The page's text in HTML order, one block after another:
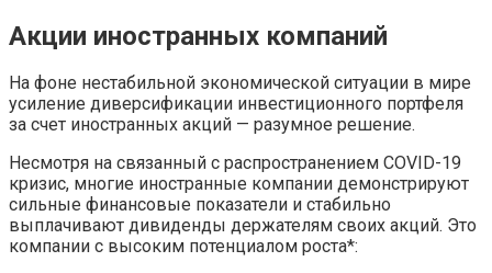
Акции иностранных компаний
На фоне нестабильной экономической ситуации в мире
усиление диверсификации инвестиционного портфеля
за счет иностранных акций — разумное решение.
Несмотря на связанный с распространением COVID-19
кризис, многие иностранные компании демонстрируют
сильные финансовые показатели и стабильно
выплачивают дивиденды держателям своих акций. Это
компании с высоким потенциалом роста*: